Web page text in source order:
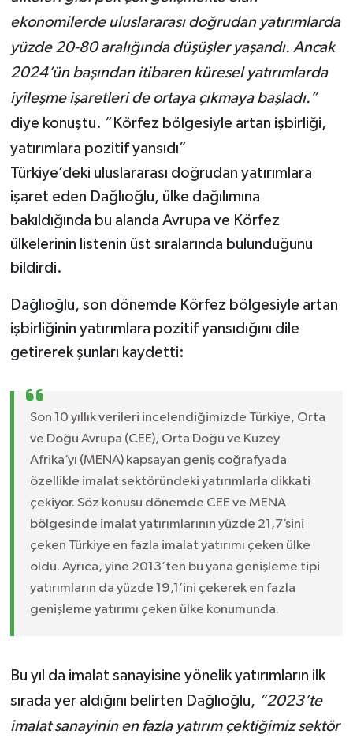
ekonomilerde uluslararası doğrudan yatırımlarda
yüzde 20-80 aralığında düşüşler yaşandı. Ancak
2024’ün başından itibaren küresel yatırımlarda
iyileşme işaretleri de ortaya çıkmaya başladı.”
diye konuştu. “Körfez bölgesiyle artan işbirliği,
yatırımlara pozitif yansıdı”
Türkiye’deki uluslararası doğrudan yatırımlara
işaret eden Dağlıoğlu, ülke dağılımına
bakıldığında bu alanda Avrupa ve Körfez
ülkelerinin listenin üst sıralarında bulunduğunu
bildirdi.
Dağlıoğlu, son dönemde Körfez bölgesiyle artan
işbirliğinin yatırımlara pozitif yansıdığını dile
getirerek şunları kaydetti:
Son 10 yıllık verileri incelendiğimizde Türkiye, Orta
ve Doğu Avrupa (CEE), Orta Doğu ve Kuzey
Afrika’yı (MENA) kapsayan geniş coğrafyada
özellikle imalat sektöründeki yatırımlarla dikkati
çekiyor. Söz konusu dönemde CEE ve MENA
bölgesinde imalat yatırımlarının yüzde 21,7’sini
çeken Türkiye en fazla imalat yatırımı çeken ülke
oldu. Ayrıca, yine 2013’ten bu yana genişleme tipi
yatırımların da yüzde 19,1’ini çekerek en fazla
genişleme yatırımı çeken ülke konumunda.
Bu yıl da imalat sanayisine yönelik yatırımların ilk
sırada yer aldığını belirten Dağlıoğlu, “2023’te
imalat sanayinin en fazla yatırım çektiğimiz sektör